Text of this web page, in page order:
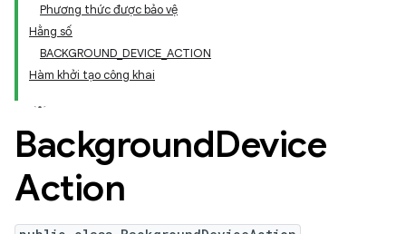
Phương thức được bảo vệ
Hằng số
BACKGROUND_DEVICE_ACTION
Hàm khởi tạo công khai
BackgroundDevice
Action